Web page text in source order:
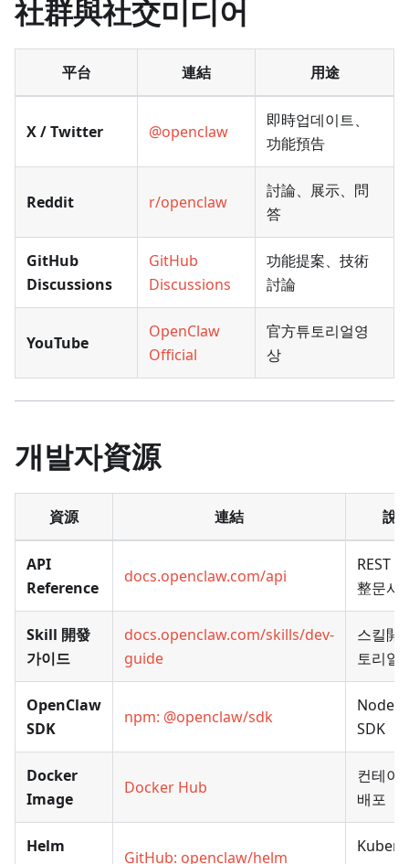
社群與社交미디어
平台 連結 用途
X / Twitter @openclaw
即時업데이트、
功能預告
Reddit r/openclaw
討論、展示、問
答
GitHub
Discussions
GitHub
Discussions
功能提案、技術
討論
YouTube
OpenClaw
Official
官方튜토리얼영
상
개발자資源
資源 連結 說
API
Reference
docs.openclaw.com/api
REST
整문서
Skill 開發
가이드
docs.openclaw.com/skills/dev-
guide
스킬開
토리얼
OpenClaw
SDK
npm: @openclaw/sdk
Node.js
SDK
Docker
Image
Docker Hub
컨테이
배포
Helm
GitHub: openclaw/helm